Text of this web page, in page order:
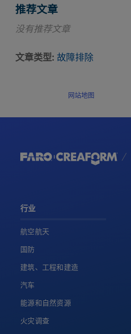
推荐文章
没有推荐文章
文章类型 故障排除
网站地图
行业
航空航天
国防
建筑、工程和建造
汽车
能源和自然资源
火灾调查